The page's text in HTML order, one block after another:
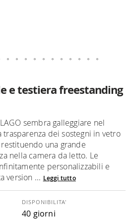
e testiera freestanding
sembra galleggiare nel
trasparenza dei sostegni in vetro
una grande
nella camera da letto. Le
personalizzabili e
version ... Leggi tutto
DISPONIBILITA'
40 giorni